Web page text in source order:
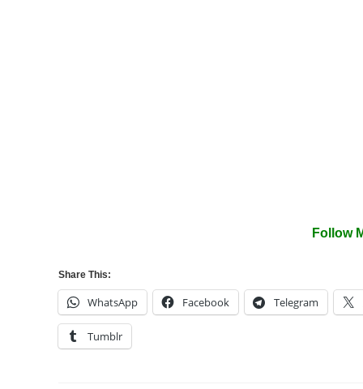
Follow
Share This:
WhatsApp Facebook Telegram
Tumblr